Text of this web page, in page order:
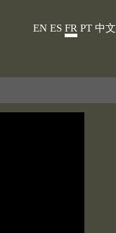
EN ES FR PT 中文